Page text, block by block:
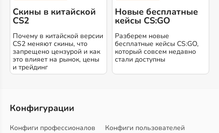
Скины в китайской
CS2
Почему в китайской версии
CS2 меняют скины, что
запрещено цензурой и как
это влияет на рынок, цены
и трейдинг
Новые бесплатные
кейсы CS:GO
Разберем новые
бесплатные кейсы CS:GO,
который совсем недавно
стали доступны
Конфигурации
Конфиги профессионалов
Конфиги пользователей